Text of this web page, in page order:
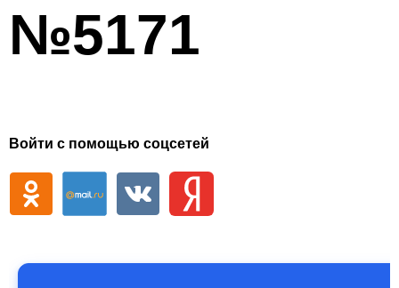
№5171
Войти с помощью соцсетей